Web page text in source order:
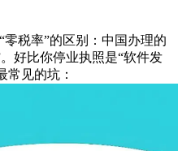
税率”的区别：中国办理的
好比你停业执照是“软件发
常见的坑：